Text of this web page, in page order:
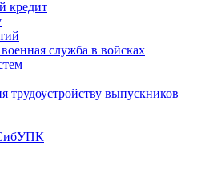
кредит
служба в войсках
трудоустройству выпускников